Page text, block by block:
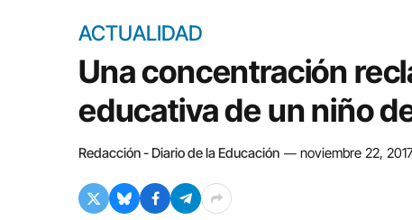
ACTUALIDAD
Una concentración
educativa de un niño
Redacción - Diario de la Educación noviembre 22,